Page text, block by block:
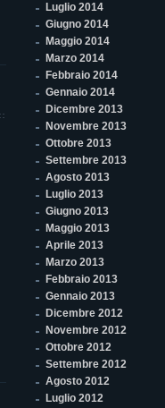
Luglio 2014
Giugno 2014
Maggio 2014
Marzo 2014
Febbraio 2014
Gennaio 2014
Dicembre 2013
Novembre 2013
Ottobre 2013
Settembre 2013
Agosto 2013
Luglio 2013
Giugno 2013
Maggio 2013
Aprile 2013
Marzo 2013
Febbraio 2013
Gennaio 2013
Dicembre 2012
Novembre 2012
Ottobre 2012
Settembre 2012
Agosto 2012
Luglio 2012